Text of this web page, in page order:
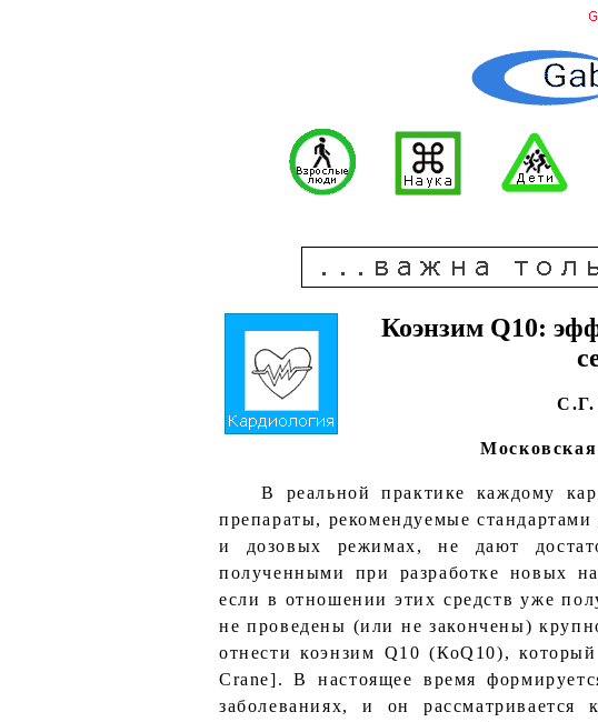
Коэнзим Q10:
С.Г.
В реальной практике каждому
препараты, рекомендуемые
и дозовых режимах, не дают
полученными при разработке новых
если в отношении этих средств уже
не проведены (или не закончены)
отнести коэнзим Q10 (КоQ10),
Crane]. В настоящее время
заболеваниях, и он